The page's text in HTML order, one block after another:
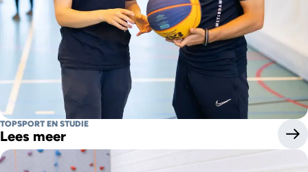
TOPSPORT EN STUDIE
Lees meer